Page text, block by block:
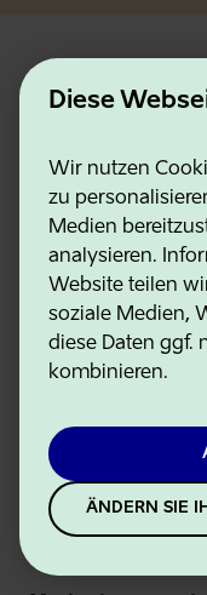
Diese
Wir nutzen
zu
Medien
analysieren.
Website teilen
soziale Medien,
diese Daten ggf.
kombinieren.
ÄNDERN SIE
Für Besucher
Reiseziele
Reiseplanung
Events
Über uns
Für Fachbesucher
Reiseland Estland